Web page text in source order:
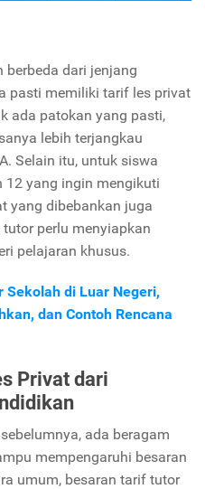
berbeda dari jenjang
pasti memiliki tarif les privat
ada patokan yang pasti,
lebih terjangkau
Selain itu, untuk siswa
12 yang ingin mengikuti
yang dibebankan juga
perlu menyiapkan
pelajaran khusus.
Sekolah di Luar Negeri,
dan Contoh Rencana
Privat dari
ada beragam
mempengaruhi besaran
umum, besaran tarif tutor